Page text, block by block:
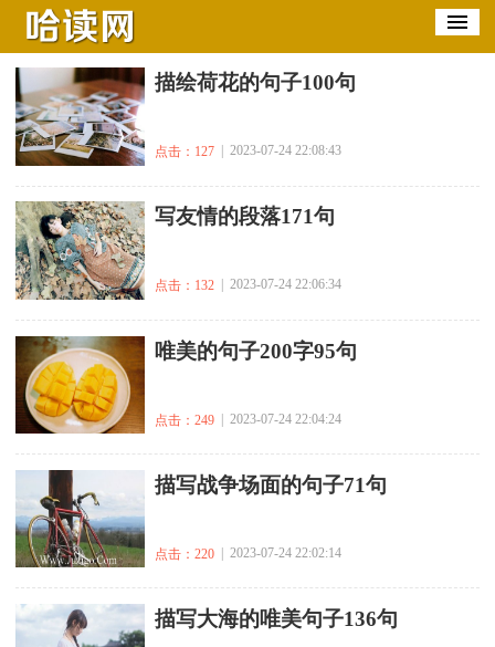
​描绘荷花的句子100句
点击：127 | 2023-07-24 22:08:43
​写友情的段落171句
点击：132 | 2023-07-24 22:06:34
​唯美的句子200字95句
点击：249 | 2023-07-24 22:04:24
​描写战争场面的句子71句
点击：220 | 2023-07-24 22:02:14
​描写大海的唯美句子136句